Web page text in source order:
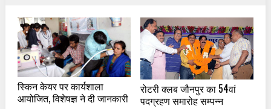
स्किन केयर पर कार्यशाला
आयोजित, विशेषज्ञ ने दी जानकारी
रोटरी क्लब जौनपुर का 54वां
पदग्रहण समारोह सम्पन्न